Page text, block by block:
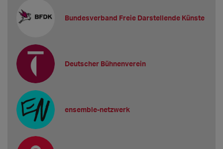
Bundesverband Freie Darstellende Künste
Deutscher Bühnenverein
ensemble-netzwerk